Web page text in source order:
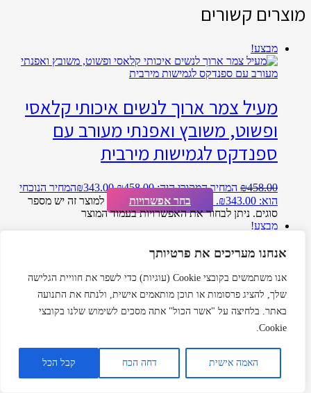
אנחנו מעריכים את פרטיותך
אנו משתמשים בקובצי Cookie (עוגיות) כדי לשפר את חוויית הגלישה
שלך, להציג פרסומות או תוכן מותאמים אישית, ולנתח את התנועה
באתר. בלחיצה על "אשר הכול" אתה מסכים לשימוש שלנו בקובצי
Cookie.
האמה אישית דחה הכח קבל הכל
מוצרים קשורים
מבצע!
מעיל צמר ארוך לנשים איכותי קלאסי
ופשוט, משובץ ואפנתי מעורב עם
ספנדקס לגמישות מירבית
₪458.00 המחיר המקורי היה: ₪458.00. ₪343.00
המחיר הנוכחי
הוא: ₪343.00.
בחר אפשרויות
למוצר זה יש מספר
סוגים. ניתן לבחור את האפשרויות בעמוד המוצר
מבצע!
מעיל פרווה לנשים ונערות שרוולים
מקופלים ב 3 צבעים לבחירה, אדום,
כחול או שחור
₪429.00 המחיר המקורי היה: ₪429.00.
המחיר הנוכחי
הוא: ₪215.00.
בחר אפשרויות
למוצר זה יש מספר